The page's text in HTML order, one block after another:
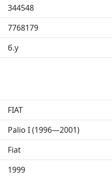
344548
7768179
б.у
FIAT
Palio I (1996—2001)
Fiat
1999